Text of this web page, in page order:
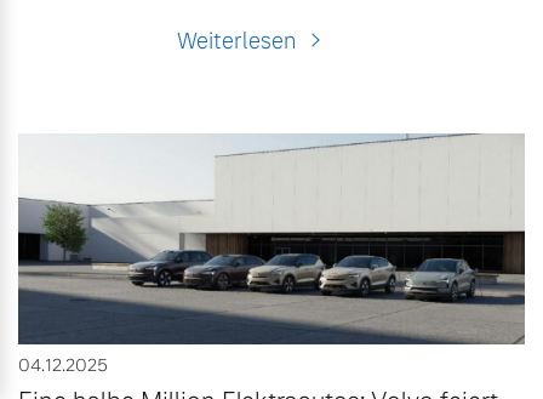
Weiterlesen
04.12.2025